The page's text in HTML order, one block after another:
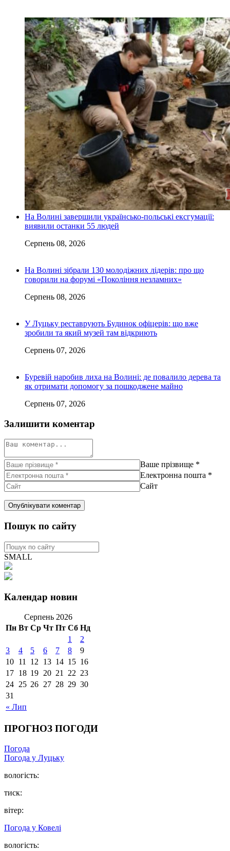
На Волині завершили українсько-польські ексгумації:
виявили останки 55 людей
Серпень 08, 2026
На Волині зібрали 130 молодіжних лідерів: про що
говорили на форумі «Покоління незламних»
Серпень 08, 2026
У Луцьку реставрують Будинок офіцерів: що вже
зробили та який музей там відкриють
Серпень 07, 2026
Буревій наробив лиха на Волині: де повалило дерева та
як отримати допомогу за пошкоджене майно
Серпень 07, 2026
Залишити коментар
Ваше прізвище *
Електронна пошта *
Сайт
Пошук по сайту
SMALL
Календар новин
Серпень 2026
Пн Вт Ср Чт Пт Сб Нд
« Лип
1
2
3
4 5 6 7 8
9
10 11 12 13 14 15 16
17 18 19 20 21 22 23
24 25 26 27 28 29 30
31
ПРОГНОЗ ПОГОДИ
Погода
Погода у Луцьку
вологість:
тиск:
вітер:
Погода у Ковелі
вологість: